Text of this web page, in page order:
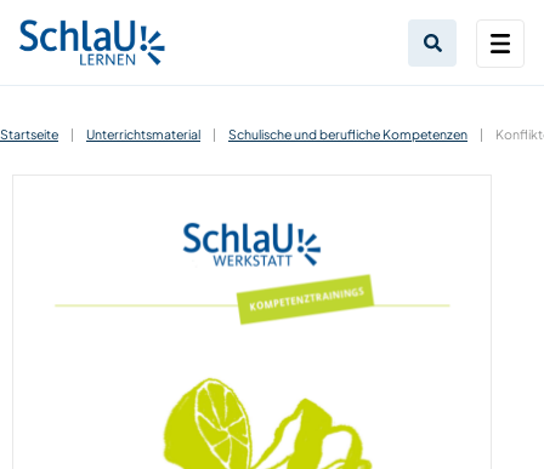
Startseite | Unterrichtsmaterial | Schulische und berufliche Kompetenzen |